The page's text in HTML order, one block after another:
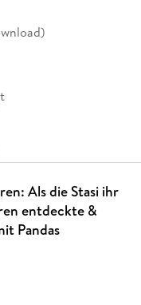
Als die Stasi ihr
entdeckte &
Pandas